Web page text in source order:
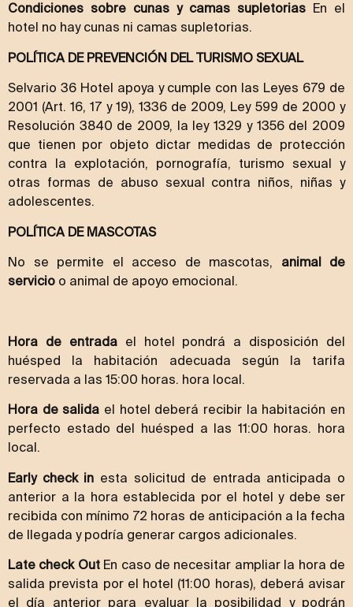
Condiciones sobre cunas y camas supletorias En el
hotel no hay cunas ni camas supletorias.
POLÍTICA DE PREVENCIÓN DEL TURISMO SEXUAL
Selvario 36 Hotel apoya y cumple con las Leyes 679 de
2001 (Art. 16, 17 y 19), 1336 de 2009, Ley 599 de 2000 y
Resolución 3840 de 2009, la ley 1329 y 1356 del 2009
que tienen por objeto dictar medidas de protección
contra la explotación, pornografía, turismo sexual y
otras formas de abuso sexual contra niños, niñas y
adolescentes.
POLÍTICA DE MASCOTAS
No se permite el acceso de mascotas, animal de
servicio o animal de apoyo emocional.
Hora de entradael hotel pondrá a disposición del
huésped la habitación adecuada según la tarifa
reservada a las 15:00 horas. hora local.
Hora de salida el hotel deberá recibir la habitación en
perfecto estado del huésped a las 11:00 horas. hora
local.
Early check in esta solicitud de entrada anticipada o
anterior a la hora establecida por el hotel y debe ser
recibida con mínimo 72 horas de anticipación a la fecha
de llegada y podría generar cargos adicionales.
Late check Out En caso de necesitar ampliar la hora de
salida prevista por el hotel (11:00 horas), deberá avisar
el día anterior para evaluar la posibilidad y podrán